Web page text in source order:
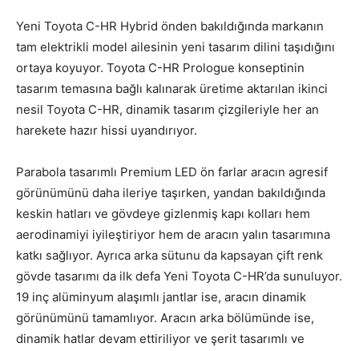
Yeni Toyota C-HR Hybrid önden bakıldığında markanın
tam elektrikli model ailesinin yeni tasarım dilini taşıdığını
ortaya koyuyor. Toyota C-HR Prologue konseptinin
tasarım temasına bağlı kalınarak üretime aktarılan ikinci
nesil Toyota C-HR, dinamik tasarım çizgileriyle her an
harekete hazır hissi uyandırıyor.
Parabola tasarımlı Premium LED ön farlar aracın agresif
görünümünü daha ileriye taşırken, yandan bakıldığında
keskin hatları ve gövdeye gizlenmiş kapı kolları hem
aerodinamiyi iyileştiriyor hem de aracın yalın tasarımına
katkı sağlıyor. Ayrıca arka sütunu da kapsayan çift renk
gövde tasarımı da ilk defa Yeni Toyota C-HR’da sunuluyor.
19 inç alüminyum alaşımlı jantlar ise, aracın dinamik
görünümünü tamamlıyor. Aracın arka bölümünde ise,
dinamik hatlar devam ettiriliyor ve şerit tasarımlı ve